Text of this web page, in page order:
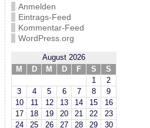
Anmelden
Eintrags-Feed
Kommentar-Feed
WordPress.org
August 2026
M
D M D F S
S
1
2
3
4 5 6 7 8
9
10
11 12 13 14 15
16
17
18 19 20 21 22
23
24
25 26 27 28 29
30